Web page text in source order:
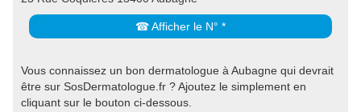
☎ Afficher le N° *
Vous connaissez un bon dermatologue à Aubagne qui devrait
être sur SosDermatologue.fr ? Ajoutez le simplement en
cliquant sur le bouton ci-dessous.